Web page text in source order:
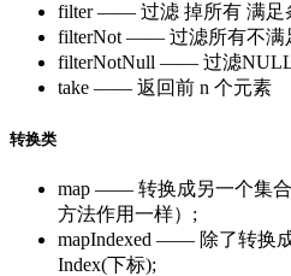
filter —— 过滤 掉所有 满足
filterNot —— 过滤所有不满
filterNotNull —— 过滤
take —— 返回前 n 个元素
转换类
map —— 转换成另一个集
方法作用一样）;
mapIndexed —— 除了转换
Index(下标);